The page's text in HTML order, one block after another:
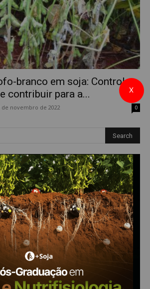
branco em soja: Controle
contribuir para a...
de novembro de 2022 0
X